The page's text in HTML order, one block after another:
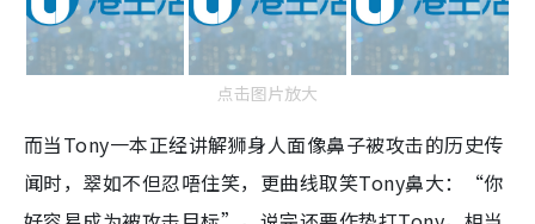
点击图片放大
而当Tony一本正经讲解狮身人面像鼻子被攻击的历史传
闻时，翠如不但忍唔住笑，更曲线取笑Tony鼻大：“你